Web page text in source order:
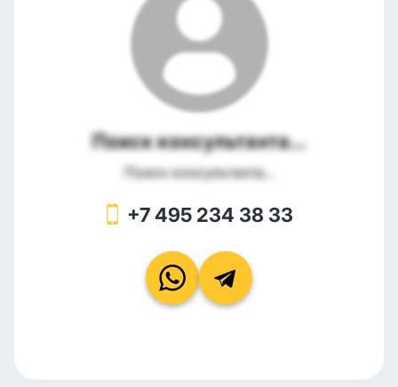
Поиск консультанта...
Поиск консультанта...
+7 495 234 38 33